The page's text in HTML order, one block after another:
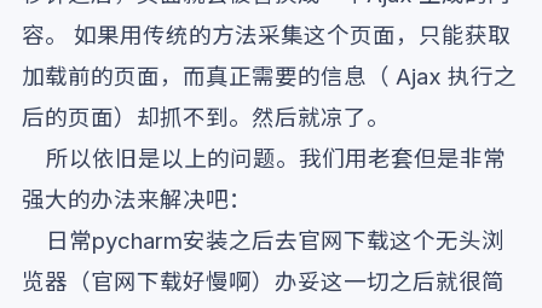
容。 如果用传统的方法采集这个页面，只能获取
加载前的页面，而真正需要的信息（ Ajax 执行之
后的页面）却抓不到。然后就凉了。
所以依旧是以上的问题。我们用老套但是非常
强大的办法来解决吧：
日常pycharm安装之后去官网下载这个无头浏
览器（官网下载好慢啊）办妥这一切之后就很简